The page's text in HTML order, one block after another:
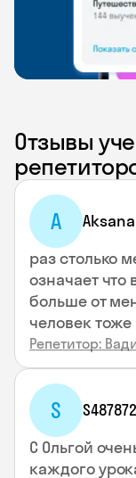
Отзывы
A Aksana
раз столько
означает
больше от
человек тоже
Репетитор:
S
С Ольгой
каждого